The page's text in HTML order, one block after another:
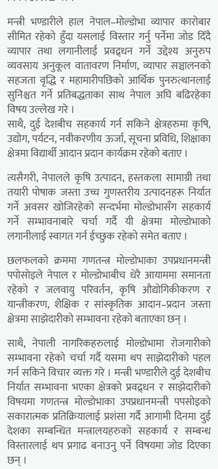
मन्त्री भण्डारीले हाल नेपाल–मोल्डोभा व्यापार कारोबार
सीमित रहेको हुँदा यसलाई विस्तार गर्नु पर्नेमा जोड दिँदै
व्यापार तथा लगानीलाई प्रवद्र्धन गर्ने उद्देश्य अनुरुप
व्यवसाय अनुकूल वातावरण निर्माण, व्यापार सञ्चालनको
सहजता वृद्धि र महामारीपछिको आर्थिक पुनरुत्थानलाई
सुनिश्चत गर्ने प्रतिबद्धताका साथ नेपाल अघि बढिरहेका
विषय उल्लेख गरे ।
साथै, दुई देशबीच सहकार्य गर्न सकिने क्षेत्रहरुमा कृषि,
उद्योग, पर्यटन, नवीकरणीय ऊर्जा, सूचना प्रविधि, शिक्षाका
क्षेत्रमा विद्यार्थी आदान प्रदान कार्यक्रम रहेको बताए ।
त्यसैगरी, नेपालले कृषि उत्पादन, हस्तकला सामाग्री तथा
तयारी पोषाक जस्ता उच्च गुणस्तरीय उत्पादनहरू निर्यात
गर्ने अवसर खोजिरहेको सन्दर्भमा मोल्डोभासँग सहकार्य
गर्ने सम्भावनाबारे चर्चा गर्दै यी क्षेत्रमा मोल्डोभाको
लगानीलाई स्वागत गर्न ईच्छुक रहेको समेत बताए ।
छलफलको क्रममा गणतन्त्र मोल्डोभाका उपप्रधानमन्त्री
पपोसोइले नेपाल र मोल्डोभाबीच धेरै आयाममा समानता
रहेको र जलवायु परिवर्तन, कृषि औद्योगिकीकरण र
यान्त्रीकरण, शैक्षिक र सांस्कृतिक आदान–प्रदान जस्ता
क्षेत्रमा साझेदारीको सम्भावना रहेको बताएका छन् ।
साथै, नेपाली नागरिकहरुलाई मोल्डोभामा रोजगारीको
सम्भावना रहेको चर्चा गर्दै यसमा थप साझेदारीको पहल
गर्न सकिने विचार व्यक्त गरे । मन्त्री भण्डारीले दुई देशबीच
निर्यात सम्भावना भएका क्षेत्रको प्रवद्र्धन र साझेदारीको
विषयमा गणतन्त्र मोल्डोभाका उपप्रधानमन्त्री पपसोइको
सकारात्मक प्रतिक्रियालाई प्रशंसा गर्दै आगामी दिनमा दुई
देशका सम्बन्धित मन्त्रालयहरुको सहकार्य र सम्बन्ध
विस्तारलाई थप प्रगाढ बनाउनु पर्ने विषयमा जोड दिएका
छन् ।